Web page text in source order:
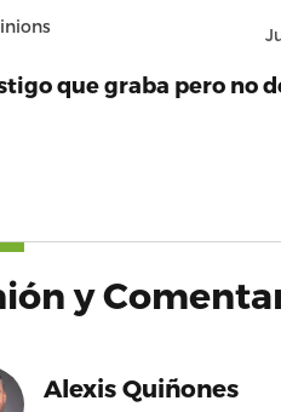
que graba pero no
y
Alexis Quiñones